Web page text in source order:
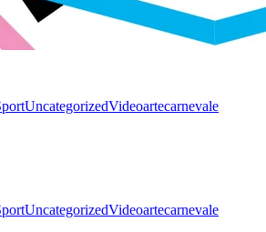
UncategorizedVideoartecarnevale
UncategorizedVideoartecarnevale